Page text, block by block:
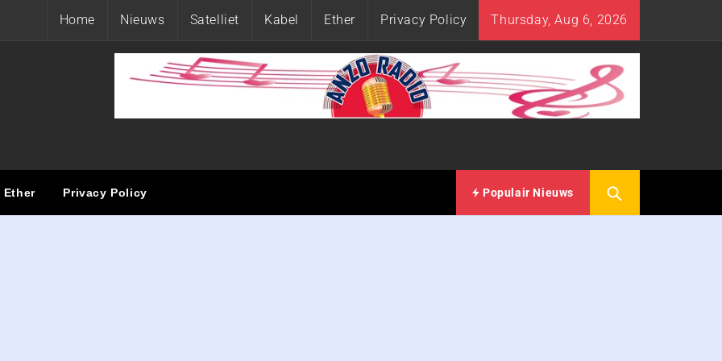
Home Nieuws Satelliet Kabel Ether Privacy Policy Thursday, Aug 6, 2026
Ether Privacy Policy Populair Nieuws